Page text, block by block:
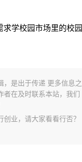
求学校园市场里的校
，是出于传递 更多信息之
者在及时联系本站，我们
业，请大家看看行否？